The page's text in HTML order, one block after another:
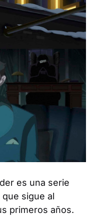
es una serie
sigue al
primeros años.